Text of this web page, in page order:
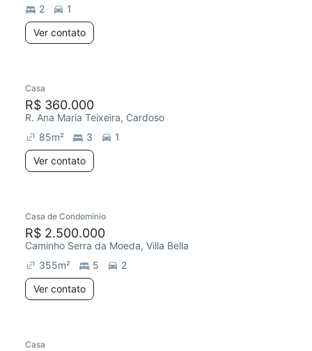
2
1
Ver contato
Casa
R$ 360.000
R. Ana Maria Teixeira, Cardoso
85m² 3
1
Ver contato
Casa de Condomínio
R$ 2.500.000
Caminho Serra da Moeda, Villa Bella
355m² 5
2
Ver contato
Casa